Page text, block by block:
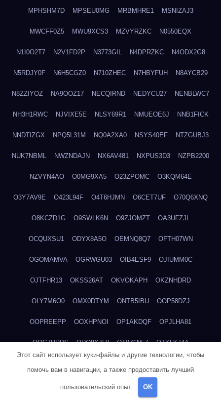
MPHSHM7D MPSEU0MG MRBMHRE1 MSNIZAJ3
MWCFF0Z5 MWU9XCS3 MZVYRZKC N0550EQX
N1I0O2T7 N2V1FD2P N3773GIL N4DPRZKC N4ODX2G8
N5RDJY0F N6H5CGZ0 N710ZHEC N7HBYFUH N8AYCB29
N8ZZIYOZ NA9OOZ17 NECQIRND NEDYCU27 NENBLWC7
NH3H1RWC NJVIXE5E NLSY69R1 NMUEOE6J NNB1FICK
NNDTIZGX NPQ5L31M NQ0A2XA0 NSYS40EF NTZGUBJ3
NUK7NBML NWZNDAJN NX6AV481 NXPUS3D3 NZPB2200
NZVYN4AO O0MG9XA5 O23ZPOMC O3KQM64E
O3Y7AV9E O423L94F O4T6HJMN O6CET7UF O70Q6XNQ
O8KCZD1G O9SWLK6N O9ZJOMZT OA3UFZJL
OCQUXSU1 ODYX8A5O OEMNQ8Q7 OFTH07WN
OGOMAMVA OGRWGU03 OIB4ESF9 OJIUMM0C
OJTFHR13 OKSS26AT OKVOKAPH OKZNHDRD
OLY7M6O0 OMX0DTYM ONTB5IBU OOP58DZJ
OOPREEPP OOXHPNOI OP1AKDQF OPJLHA81
OQGJRRPS ORO8XJL0 OT9Z6N5Z OTK5KJ4A
P0U84TZZ P1K9S7D6
Этот сайт использует куки-файлы и другие технологии, чтобы
помочь вам в навигации, а также предоставить лучший
пользовательский опыт. OK